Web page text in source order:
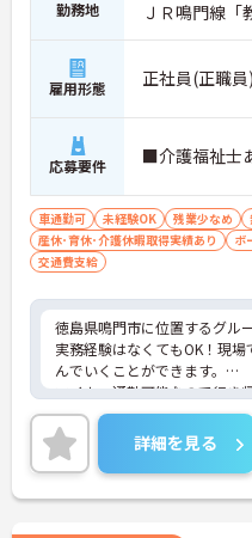
勤務地
ＪＲ鳴門線「
雇用形態 正社員(正職員)
応募要件 ■介護福祉士
車通勤可 未経験OK 残業少なめ
産休･育休･介護休暇取得実績あり
ボ
交通費支給
徳島県鳴門市に位置するグル
実務経験はなくてもOK！現
んでいくことができます。
マイカー通勤可能なので行き
ご興味をお持ちの方はお気軽
い。
詳細を見る